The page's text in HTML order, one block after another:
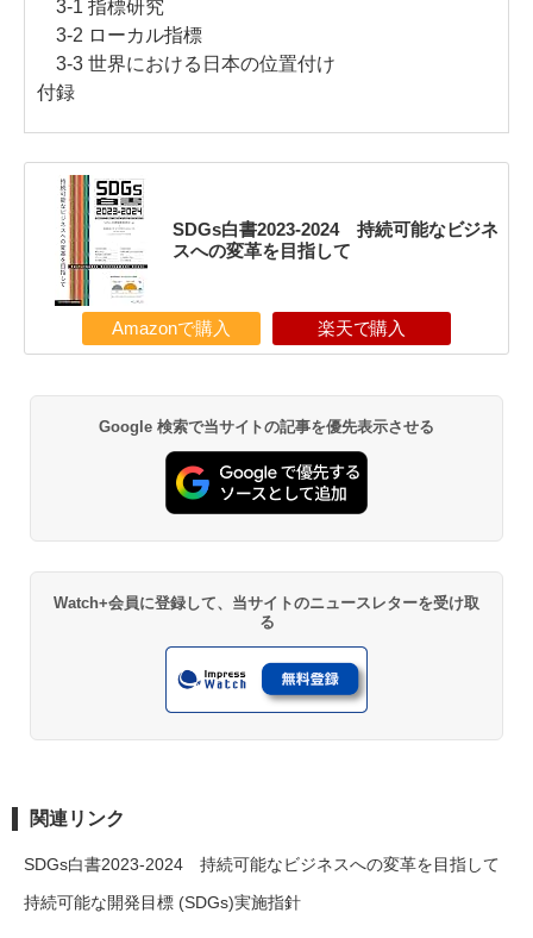
3-1 指標研究
3-2 ローカル指標
3-3 世界における日本の位置付け
付録
SDGs白書2023-2024 持続可能なビジネ
スへの変革を目指して
Amazonで購入 楽天で購入
Google 検索で当サイトの記事を優先表示させる
Watch+会員に登録して、当サイトのニュースレターを受け取
る
関連リンク
SDGs白書2023-2024 持続可能なビジネスへの変革を目指して
持続可能な開発目標 (SDGs)実施指針